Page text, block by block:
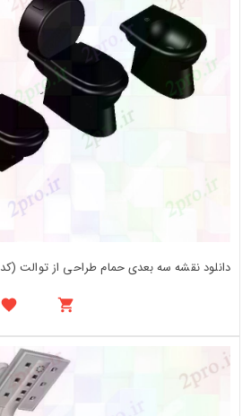
دانلود نقشه سه بعدی حمام طراحی از توالت (کد47194)